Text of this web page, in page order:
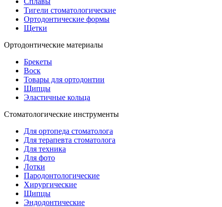
Тигели стоматологические
Ортодонтические формы
Щетки
Ортодонтические материалы
Брекеты
Воск
Товары для ортодонтии
Щипцы
Эластичные кольца
Стоматологические инструменты
Для ортопеда стоматолога
Для терапевта стоматолога
Для техника
Для фото
Лотки
Пародонтологические
Хирургические
Щипцы
Эндодонтические